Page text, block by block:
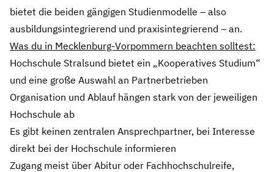
bietet die beiden gängigen Studienmodelle – also
ausbildungsintegrierend und praxisintegrierend – an.
Was du in Mecklenburg-Vorpommern beachten solltest:
Hochschule Stralsund bietet ein „Kooperatives Studium“
und eine große Auswahl an Partnerbetrieben
Organisation und Ablauf hängen stark von der jeweiligen
Hochschule ab
Es gibt keinen zentralen Ansprechpartner, bei Interesse
direkt bei der Hochschule informieren
Zugang meist über Abitur oder Fachhochschulreife,